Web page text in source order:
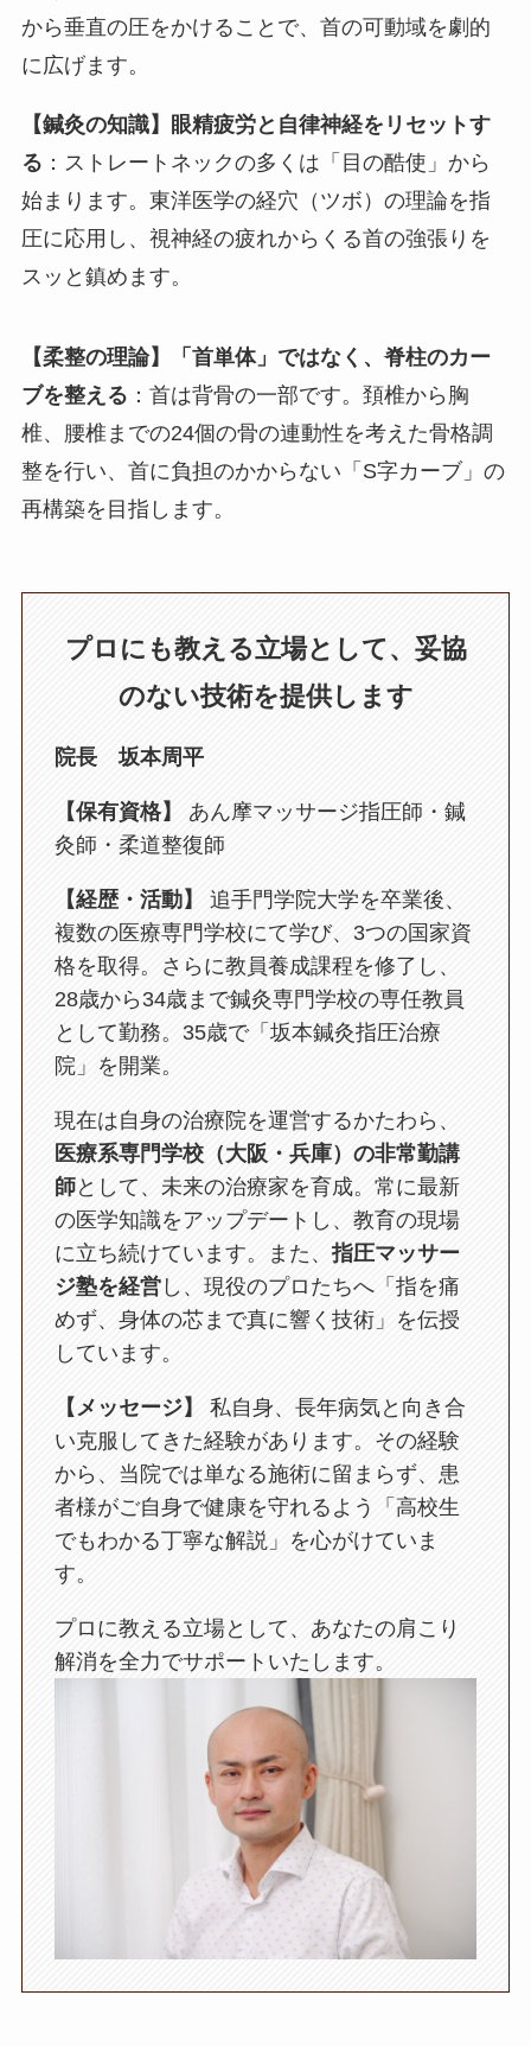
から垂直の圧をかけることで、首の可動域を劇的
に広げます。
【鍼灸の知識】眼精疲労と自律神経をリセットす
る ：ストレートネックの多くは「目の酷使」から
始まります。東洋医学の経穴（ツボ）の理論を指
圧に応用し、視神経の疲れからくる首の強張りを
スッと鎮めます。
【柔整の理論】「首単体」ではなく、脊柱のカー
ブを整える ：首は背骨の一部です。頚椎から胸
椎、腰椎までの24個の骨の連動性を考えた骨格調
整を行い、首に負担のかからない「S字カーブ」の
再構築を目指します。
プロにも教える立場として、妥協
のない技術を提供します
院長 坂本周平
【保有資格】
あん摩マッサージ指圧師・鍼
灸師・柔道整復師
【経歴・活動】
追手門学院大学を卒業後、
複数の医療専門学校にて学び、3つの国家資
格を取得。さらに教員養成課程を修了し、
28歳から34歳まで鍼灸専門学校の専任教員
として勤務。35歳で「坂本鍼灸指圧治療
院」を開業。
現在は自身の治療院を運営するかたわら、
医療系専門学校（大阪・兵庫）の非常勤講
師として、未来の治療家を育成。常に最新
の医学知識をアップデートし、教育の現場
に立ち続けています。また、 指圧マッサー
ジ塾を経営し、現役のプロたちへ「指を痛
めず、身体の芯まで真に響く技術」を伝授
しています。
【メッセージ】
私自身、長年病気と向き合
い克服してきた経験があります。その経験
から、当院では単なる施術に留まらず、患
者様がご自身で健康を守れるよう「高校生
でもわかる丁寧な解説」を心がけていま
す。
プロに教える立場として、あなたの肩こり
解消を全力でサポートいたします。